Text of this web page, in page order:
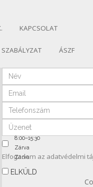
KAPCSOLAT
ÁSZF
8:00–15:30
Zárva
Zárva
Elfogadom az adatvédelmi
ELKÜLD